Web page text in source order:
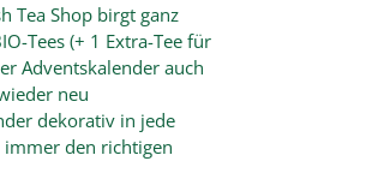
Tea Shop birgt ganz
Tees (+ 1 Extra-Tee für
Adventskalender auch
neu
dekorativ in jede
den richtigen